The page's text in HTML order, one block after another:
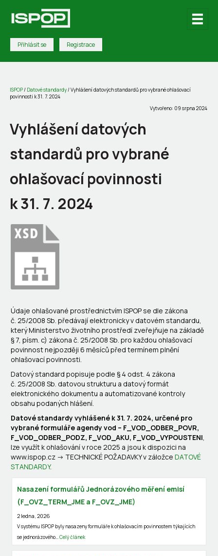
Přihlásit se Registrace
ISPOP/ Datové standardy/Vyhlášení datových standardů pro vybrané ohlašovací
povinnosti k 31. 7. 2024
Vytvořeno: 09 srpna 2024
Vyhlášení datových
standardů pro vybrané
ohlašovací povinnosti
k 31. 7. 2024
Údaje ohlašované prostřednictvím ISPOP se dle zákona
č. 25/2008 Sb. předávají elektronicky v datovém standardu,
který Ministerstvo životního prostředí zveřejňuje na základě
§ 7, písm. c) zákona č. 25/2008 Sb. pro každou ohlašovací
povinnost nejpozději 6 měsíců před termínem plnění
ohlašovací povinnosti.
Datový standard popisuje podle § 4 odst. 4 zákona
č. 25/2008 Sb. datovou strukturu a datový formát
elektronického dokumentu a automatizované kontroly
obsahu podaných hlášení.
Datové standardy vyhlášené k 31. 7. 2024, určené pro
vybrané formuláře agendy vod – F_VOD_ODBER_POVR,
F_VOD_ODBER_PODZ, F_VOD_AKU, F_VOD_VYPOUSTENI,
lze využít k ohlašování v roce 2025 a jsou k dispozici na
www.ispop.cz -> TECHNICKÉ POŽADAVKY v záložce DATOVÉ
STANDARDY.
Nasazení formulářů Jednorázového měření emisí
(F_OVZ_TERM_JME a F_OVZ_JME)
2 ledna, 2026
V systému ISPOP byly nasazeny formuláře k ohlašovacím povinnostem týkajících
se jednorázového…Celý článek